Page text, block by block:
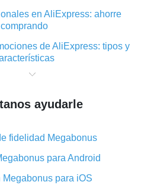
en AliExpress: ahorre
comprando
de AliExpress: tipos y
«cashback» en AliExpress:
aplicación de reembolso en
de reembolso de
son sus ventajas
aplicación móvil de AliExpress:
ayudarle
fidelidad Megabonus
para Android
para iOS